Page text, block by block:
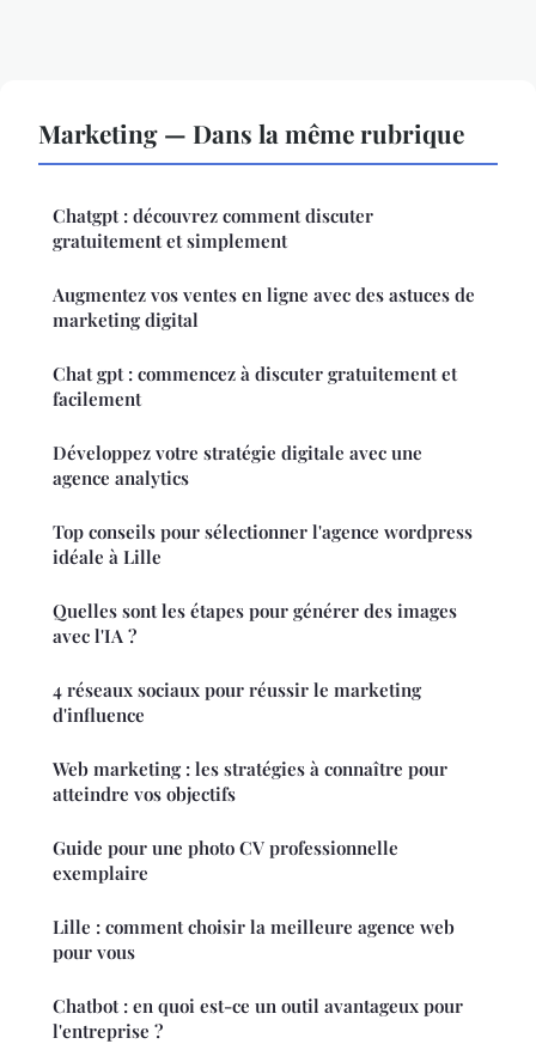
Marketing — Dans la même rubrique
Chatgpt : découvrez comment discuter
gratuitement et simplement
Augmentez vos ventes en ligne avec des astuces de
marketing digital
Chat gpt : commencez à discuter gratuitement et
facilement
Développez votre stratégie digitale avec une
agence analytics
Top conseils pour sélectionner l'agence wordpress
idéale à Lille
Quelles sont les étapes pour générer des images
avec l'IA ?
4 réseaux sociaux pour réussir le marketing
d'influence
Web marketing : les stratégies à connaître pour
atteindre vos objectifs
Guide pour une photo CV professionnelle
exemplaire
Lille : comment choisir la meilleure agence web
pour vous
Chatbot : en quoi est-ce un outil avantageux pour
l'entreprise ?